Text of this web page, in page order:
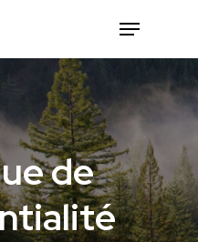
close
de